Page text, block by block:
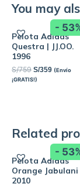
You may
-
Pelota Adidas
Questra | JJ.OO.
1996
S/759 S/359 (Envío
¡GRATIS!)
Related
-
Pelota Adidas
Orange Jabulani
2010